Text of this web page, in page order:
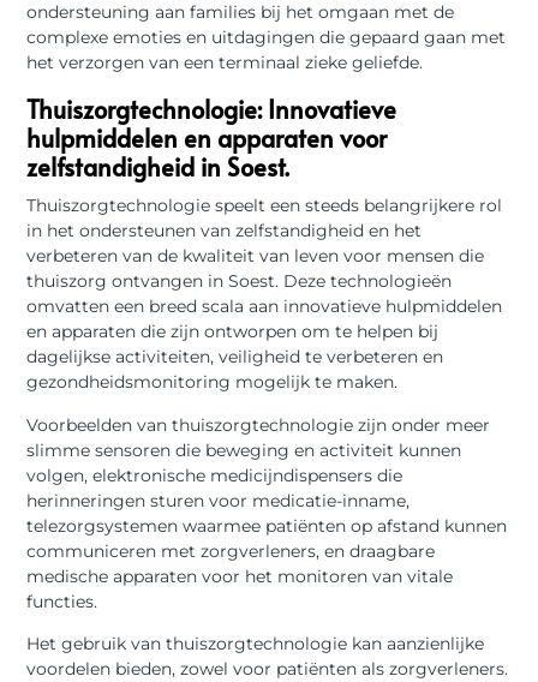
ondersteuning aan families bij het omgaan met de
complexe emoties en uitdagingen die gepaard gaan met
het verzorgen van een terminaal zieke geliefde.
Thuiszorgtechnologie: Innovatieve
hulpmiddelen en apparaten voor
zelfstandigheid in Soest.
Thuiszorgtechnologie speelt een steeds belangrijkere rol
in het ondersteunen van zelfstandigheid en het
verbeteren van de kwaliteit van leven voor mensen die
thuiszorg ontvangen in Soest. Deze technologieën
omvatten een breed scala aan innovatieve hulpmiddelen
en apparaten die zijn ontworpen om te helpen bij
dagelijkse activiteiten, veiligheid te verbeteren en
gezondheidsmonitoring mogelijk te maken.
Voorbeelden van thuiszorgtechnologie zijn onder meer
slimme sensoren die beweging en activiteit kunnen
volgen, elektronische medicijndispensers die
herinneringen sturen voor medicatie-inname,
telezorgsystemen waarmee patiënten op afstand kunnen
communiceren met zorgverleners, en draagbare
medische apparaten voor het monitoren van vitale
functies.
Het gebruik van thuiszorgtechnologie kan aanzienlijke
voordelen bieden, zowel voor patiënten als zorgverleners.